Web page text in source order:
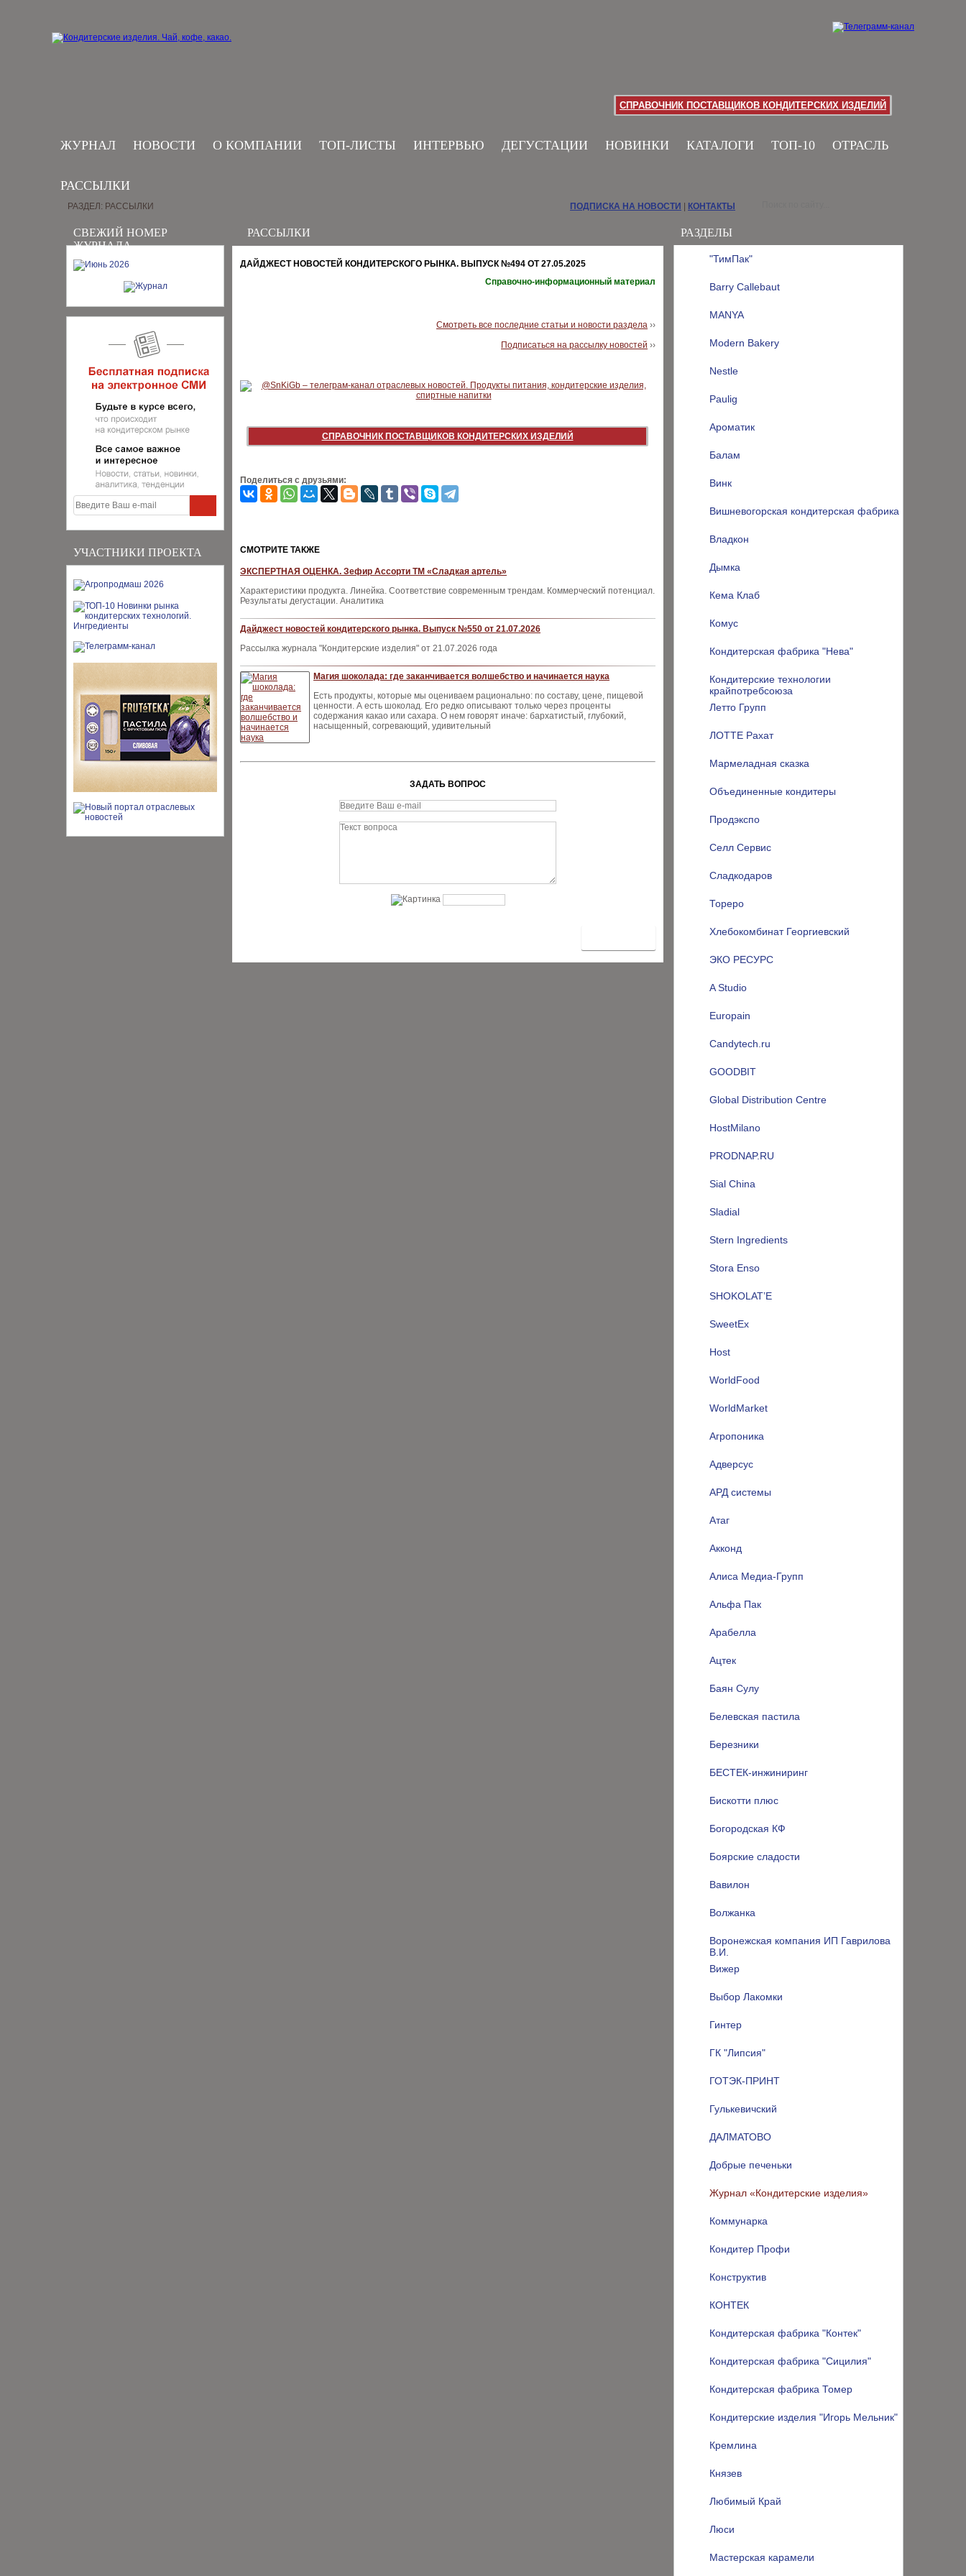
СПРАВОЧНИК ПОСТАВЩИКОВ КОНДИТЕРСКИХ ИЗДЕЛИЙ
ЖУРНАЛ НОВОСТИ О КОМПАНИИ ТОП-ЛИСТЫ ИНТЕРВЬЮ ДЕГУСТАЦИИ НОВИНКИ КАТАЛОГИ ТОП-10 ОТРАСЛЬ
РАССЫЛКИ
СВЕЖИЙ НОМЕР
ЖУРНАЛА
УЧАСТНИКИ ПРОЕКТА
РАЗДЕЛЫ
"ТимПак"
Barry Callebaut
MANYA
Modern Bakery
Nestle
Paulig
Ароматик
Балам
Винк
Вишневогорская кондитерская фабрика
Владкон
Дымка
Кема Клаб
Комус
Кондитерская фабрика "Нева"
Кондитерские технологии
крайпотребсоюза
Летто Групп
ЛОТТЕ Рахат
Мармеладная сказка
Объединенные кондитеры
Продэкспо
Селл Сервис
Сладкодаров
Тореро
Хлебокомбинат Георгиевский
ЭКО РЕСУРС
A Studio
Europain
Candytech.ru
GOODBIT
Global Distribution Centre
HostMilano
PRODNAP.RU
Sial China
Sladial
Stern Ingredients
Stora Enso
SHOKOLAT’E
SweetEx
Host
WorldFood
WorldMarket
Агропоника
Адверсус
АРД системы
Атаг
Акконд
Алиса Медиа-Групп
Альфа Пак
Арабелла
Ацтек
Баян Сулу
Белевская пастила
Березники
БЕСТЕК-инжиниринг
Бискотти плюс
Богородская КФ
Боярские сладости
Вавилон
Волжанка
Воронежская компания ИП Гаврилова
В.И.
Вижер
Выбор Лакомки
Гинтер
ГК "Липсия"
ГОТЭК-ПРИНТ
Гулькевичский
ДАЛМАТОВО
Добрые печеньки
Журнал «Кондитерские изделия»
Коммунарка
Кондитер Профи
Конструктив
КОНТЕК
Кондитерская фабрика "Контек"
Кондитерская фабрика "Сицилия"
Кондитерская фабрика Томер
Кондитерские изделия "Игорь Мельник"
Кремлина
Князев
Любимый Край
Люси
Мастерская карамели
РАЗДЕЛ: РАССЫЛКИ ПОДПИСКА НА НОВОСТИ КОНТАКТЫ
РАССЫЛКИ
ДАЙДЖЕСТ НОВОСТЕЙ КОНДИТЕРСКОГО РЫНКА. ВЫПУСК №494 ОТ 27.05.2025
Справочно-информационный материал
Смотреть все последние статьи и новости раздела ››
Подписаться на рассылку новостей ››
СПРАВОЧНИК ПОСТАВЩИКОВ КОНДИТЕРСКИХ ИЗДЕЛИЙ
Поделиться с друзьями:
CМОТРИТЕ ТАКЖЕ
ЭКСПЕРТНАЯ ОЦЕНКА. Зефир Ассорти ТМ «Сладкая артель»
Характеристики продукта. Линейка. Соответствие современным трендам. Коммерческий потенциал.
Результаты дегустации. Аналитика
Дайджест новостей кондитерского рынка. Выпуск №550 от 21.07.2026
Рассылка журнала "Кондитерские изделия" от 21.07.2026 года
Магия шоколада: где заканчивается волшебство и начинается наука
Есть продукты, которые мы оцениваем рационально: по составу, цене, пищевой
ценности. А есть шоколад. Его редко описывают только через проценты
содержания какао или сахара. О нем говорят иначе: бархатистый, глубокий,
насыщенный, согревающий, удивительный
ЗАДАТЬ ВОПРОС